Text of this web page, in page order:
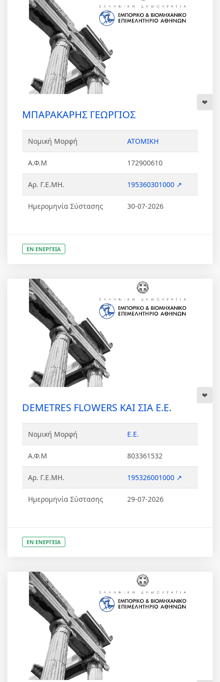
ΜΠΑΡΑΚΑΡΗΣ ΓΕΩΡΓΙΟΣ
Νομική Μορφή ΑΤΟΜΙΚΗ
Α.Φ.Μ 172900610
Αρ. Γ.Ε.ΜΗ. 195360301000 ↗
Ημερομηνία Σύστασης 30-07-2026
ΕΝ ΕΝΕΡΓΕΙΑ
DEMETRES FLΟWERS ΚΑΙ ΣΙΑ Ε.Ε.
Νομική Μορφή Ε.Ε.
Α.Φ.Μ 803361532
Αρ. Γ.Ε.ΜΗ. 195326001000 ↗
Ημερομηνία Σύστασης 29-07-2026
ΕΝ ΕΝΕΡΓΕΙΑ